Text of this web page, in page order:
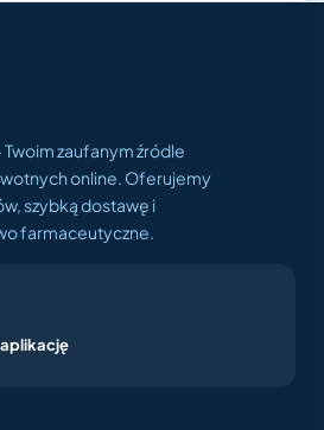
zaufanym źródle
online. Oferujemy
szybką dostawę i
farmaceutyczne.
aplikację